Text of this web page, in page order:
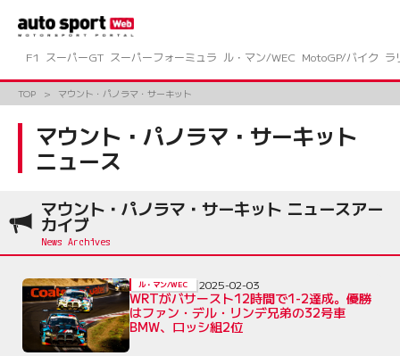
ツ
ス
F1 スーパーGT スーパーフォーミュラ ル・マン/WEC MotoGP/バイク ラ
TOP マウント・パノラマ・サーキット
マウント・パノラマ・サーキット
ニュース
マウント・パノラマ・サーキット ニュースアー
カイブ
WRTがバサースト12時間で1-2達成。優勝
はファン・デル・リンデ兄弟の32号車
BMW、ロッシ組2位
ル・マン/WEC 2025-02-03